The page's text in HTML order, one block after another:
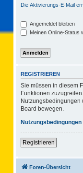
Die Aktivierungs-E-Mail
Angemeldet bleiben
Meinen Online-Status
REGISTRIEREN
Sie müssen in diesem
Funktionen
Nutzungsbedingungen
Board bewegen.
Nutzungsbedingungen
Registrieren
Foren-Übersicht